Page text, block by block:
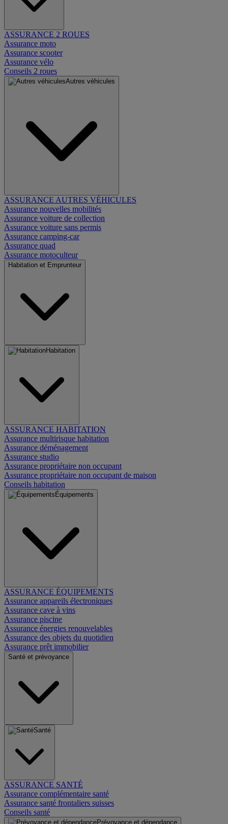
ASSURANCE 2 ROUES
Assurance moto
Assurance scooter
Assurance vélo
Conseils 2 roues
Autres véhicules
ASSURANCE AUTRES VÉHICULES
Assurance nouvelles mobilités
Assurance voiture de collection
Assurance voiture sans permis
Assurance camping-car
Assurance quad
Assurance motoculteur
Habitation et Emprunteur
Habitation
ASSURANCE HABITATION
Assurance multirisque habitation
Assurance déménagement
Assurance studio
Assurance propriétaire non occupant
Assurance propriétaire non occupant de maison
Conseils habitation
Équipements
ASSURANCE ÉQUIPEMENTS
Assurance appareils électroniques
Assurance cave à vins
Assurance piscine
Assurance énergies renouvelables
Assurance des objets du quotidien
Assurance prêt immobilier
Santé et prévoyance
Santé
ASSURANCE SANTÉ
Assurance complémentaire santé
Assurance santé frontaliers suisses
Conseils santé
Prévoyance et dépendance